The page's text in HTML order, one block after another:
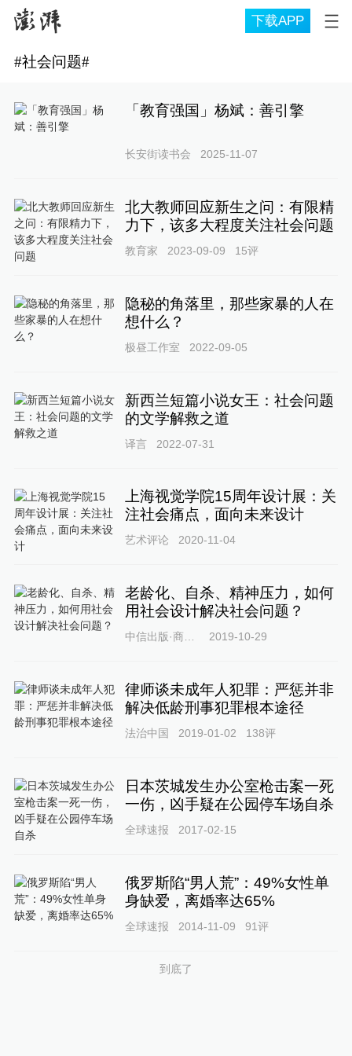
下载APP
#社会问题#
「教育强国」杨斌：善引擎
长安街读书会 2025-11-07
北大教师回应新生之问：有限精
力下，该多大程度关注社会问题
教育家 2023-09-09 15评
隐秘的角落里，那些家暴的人在
想什么？
极昼工作室 2022-09-05
新西兰短篇小说女王：社会问题
的文学解救之道
译言 2022-07-31
上海视觉学院15周年设计展：关
注社会痛点，面向未来设计
艺术评论 2020-11-04
老龄化、自杀、精神压力，如何
用社会设计解决社会问题？
中信出版·商业社 2019-10-29
律师谈未成年人犯罪：严惩并非
解决低龄刑事犯罪根本途径
法治中国 2019-01-02 138评
日本茨城发生办公室枪击案一死
一伤，凶手疑在公园停车场自杀
全球速报 2017-02-15
俄罗斯陷“男人荒”：49%女性单
身缺爱，离婚率达65%
全球速报 2014-11-09 91评
到底了